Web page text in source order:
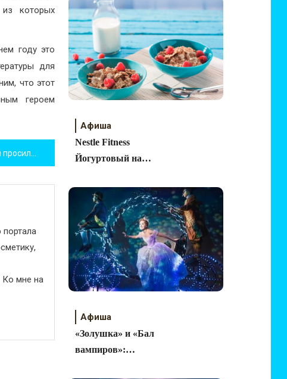
которых
году это
для
что этот
героем
Ко мне на
Афиша
Nestle Fitness
Йогуртовый на
Афиша
«Золушка» и «Бал
вампиров»: